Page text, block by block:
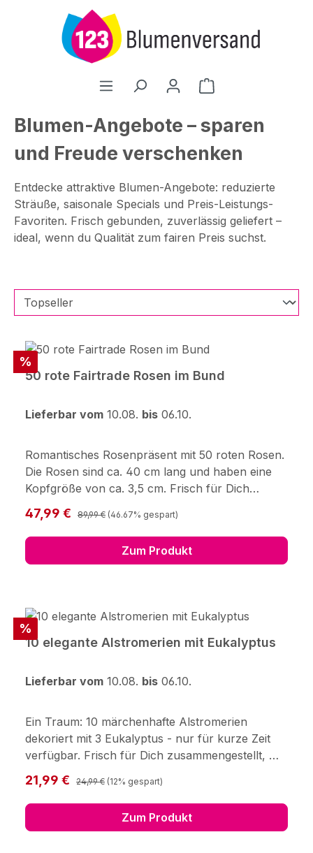
Zum Hauptinhalt springen
Warenkorb
Blumen-Angebote – sparen
und Freude verschenken
Entdecke attraktive Blumen-Angebote: reduzierte
Sträuße, saisonale Specials und Preis-Leistungs-
Favoriten. Frisch gebunden, zuverlässig geliefert –
ideal, wenn du Qualität zum fairen Preis suchst.
Rabatt
%
50 rote Fairtrade Rosen im Bund
Lieferbar vom 10.08. bis 06.10.
Romantisches Rosenpräsent mit 50 roten Rosen.
Die Rosen sind ca. 40 cm lang und haben eine
Kopfgröße von ca. 3,5 cm. Frisch für Dich
Blumennahrung und Wasser versorgt.Mit dem
Kauf dieser Fairtrade Rosen leistes Du einen
Beitrag zu besseren Arbeits- und
Fairtrade-Prämie können diese in eine
nachhaltigere Zukunft investieren. Mehr Infos zu
Fairtrade erfährst
info@123blumenversand.de
Verkaufspreis:
47,99 € Regulärer Preis:
89,99 € (46.67% gespart)
Zum Produkt
Rabatt
%
10 elegante Alstromerien mit Eukalyptus
Lieferbar vom 10.08. bis 06.10.
Ein Traum: 10 märchenhafte Alstromerien
dekoriert mit 3 Eukalyptus - nur für kurze Zeit
verfügbar. Frisch für Dich zusammengestellt, mit
versorgt. Hinweis: Die Alstromerie kommen im
frischen und teilweise unaufgeblühten Zustand.
Sie öffnen sich später, je nach Standort und
Verkaufspreis:
21,99 € Regulärer Preis:
24,99 € (12% gespart)
Zum Produkt